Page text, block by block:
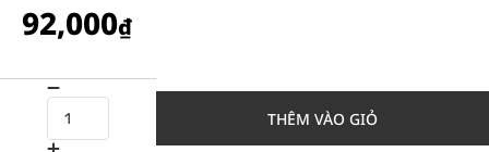
92,000₫
THÊM VÀO GIỎ